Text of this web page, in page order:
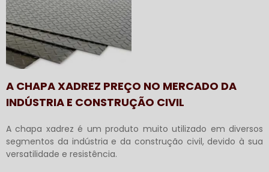
A CHAPA XADREZ PREÇO NO MERCADO DA
INDÚSTRIA E CONSTRUÇÃO CIVIL
A chapa xadrez é um produto muito utilizado em diversos
segmentos da indústria e da construção civil, devido à sua
versatilidade e resistência.